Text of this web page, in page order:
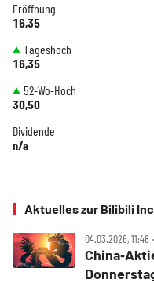
Eröffnung
16,35
Tageshoch
16,35
52-Wo-Hoch
30,50
Dividende
n/a
Aktuelles zur Bilibili
04.03.2026, 11:48